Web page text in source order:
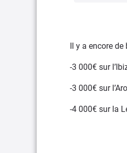
Il y a encore
-3 000€ sur
-3 000€ sur
-4 000€ sur la